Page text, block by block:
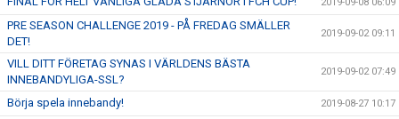
PRE SEASON CHALLENGE 2019 - PÅ FREDAG SMÄLLER
DET!
2019-09-02 09:11
VILL DITT FÖRETAG SYNAS I VÄRLDENS BÄSTA
INNEBANDYLIGA-SSL?
2019-09-02 07:49
Börja spela innebandy! 2019-08-27 10:17